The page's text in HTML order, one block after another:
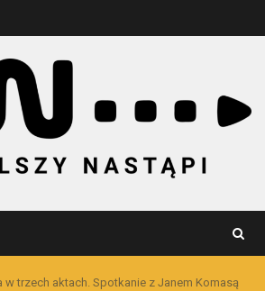
w trzech aktach. Spotkanie z Janem Komasą